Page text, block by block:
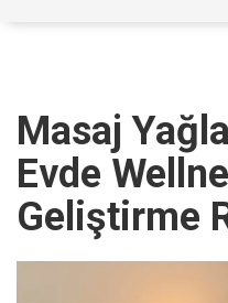
Masaj
Evde
Geliştirme